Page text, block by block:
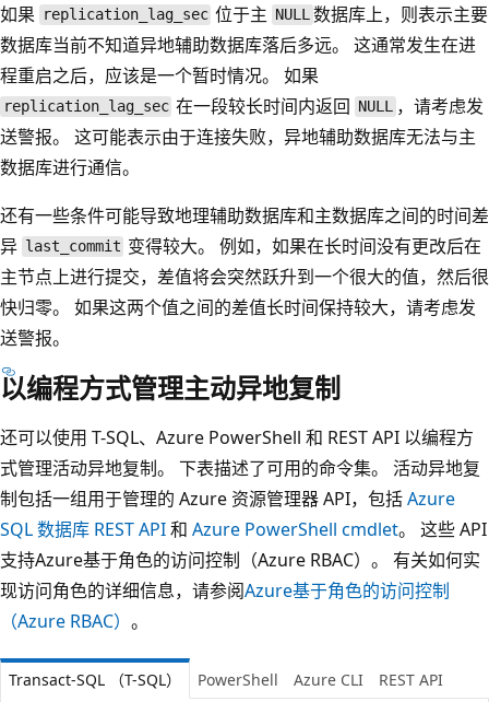
如果
replication_lag_sec 位于主 NULL数据库上，则表示主要
数据库当前不知道异地辅助数据库落后多远。 这通常发生在进
程重启之后，应该是一个暂时情况。 如果
replication_lag_sec 在一段较长时间内返回 NULL，请考虑发
送警报。 这可能表示由于连接失败，异地辅助数据库无法与主
数据库进行通信。
还有一些条件可能导致地理辅助数据库和主数据库之间的时间差
异
last_commit 变得较大。 例如，如果在长时间没有更改后在
主节点上进行提交，差值将会突然跃升到一个很大的值，然后很
快归零。 如果这两个值之间的差值长时间保持较大，请考虑发
送警报。
以编程方式管理主动异地复制
还可以使用 T-SQL、Azure PowerShell 和 REST API 以编程方
式管理活动异地复制。 下表描述了可用的命令集。 活动异地复
制包括一组用于管理的 Azure 资源管理器 API，包括Azure
SQL 数据库 REST API和 Azure PowerShell cmdlet。 这些 API
支持Azure基于角色的访问控制（Azure RBAC）。 有关如何实
现访问角色的详细信息，请参阅Azure基于角色的访问控制
（Azure RBAC） 。
Transact-SQL （T-SQL） PowerShell Azure CLI REST API